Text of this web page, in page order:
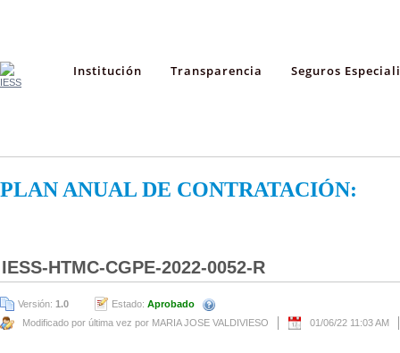
Institución Transparencia Seguros
PLAN ANUAL DE CONTRATACIÓN:
IESS-HTMC-CGPE-2022-0052-R
Versión: 1.0 Estado: Aprobado
Modificado por última vez por MARIA JOSE VALDIVIESO
01/06/22 11:03 AM